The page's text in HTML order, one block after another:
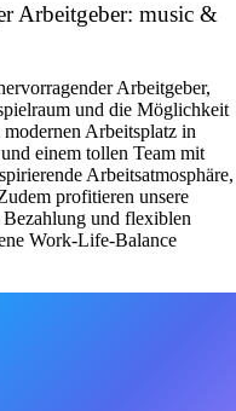
Arbeitgeber: music &
Arbeitgeber,
und die Möglichkeit
Arbeitsplatz in
einem tollen Team mit
Arbeitsatmosphäre,
profitieren unsere
und flexiblen
Work-Life-Balance